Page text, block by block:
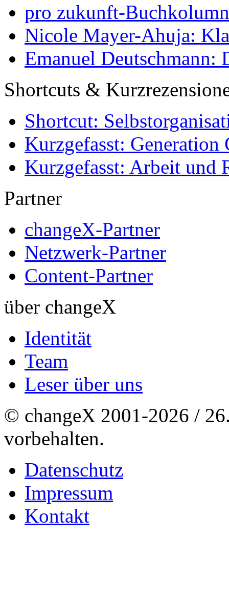
pro zukunft-
Nicole Mayer-Ahuja:
Emanuel Deutschmann:
Shortcuts &
Shortcut:
Kurzgefasst: Generation
Kurzgefasst: Arbeit und
Partner
changeX-Partner
Netzwerk-Partner
Content-Partner
über changeX
Identität
Team
Leser über uns
© changeX 2001-2026 /
vorbehalten.
Datenschutz
Impressum
Kontakt